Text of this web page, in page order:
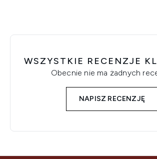
WSZYSTKIE RECENZJE
Obecnie nie ma żadnych
NAPISZ RECENZJĘ